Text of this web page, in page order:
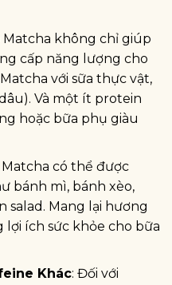
Matcha không chỉ giúp
cấp năng lượng cho
với sữa thực vật,
Và một ít protein
hoặc bữa phụ giàu
Matcha có thể được
bánh mì, bánh xèo,
salad. Mang lại hương
lợi ích sức khỏe cho bữa
Khác: Đối với